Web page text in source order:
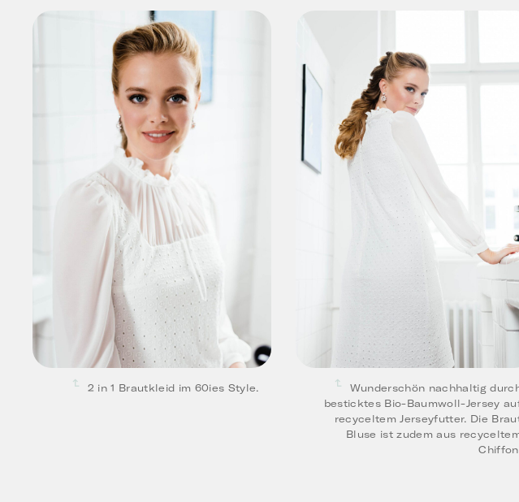
2 in 1 Brautkleid im 60ies Style.
Wunderschön nachhaltig
besticktes Bio-Baumwoll-Jersey
recyceltem Jerseyfutter. Die
Bluse ist zudem aus